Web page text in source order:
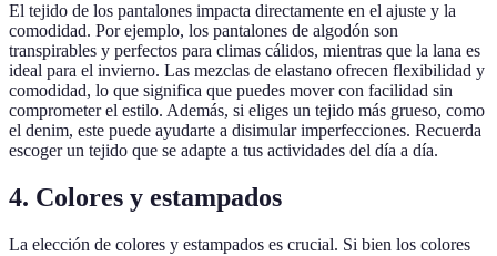
El tejido de los pantalones impacta directamente en el ajuste y la
comodidad. Por ejemplo, los pantalones de algodón son
transpirables y perfectos para climas cálidos, mientras que la lana es
ideal para el invierno. Las mezclas de elastano ofrecen flexibilidad y
comodidad, lo que significa que puedes mover con facilidad sin
comprometer el estilo. Además, si eliges un tejido más grueso, como
el denim, este puede ayudarte a disimular imperfecciones. Recuerda
escoger un tejido que se adapte a tus actividades del día a día.
4. Colores y estampados
La elección de colores y estampados es crucial. Si bien los colores